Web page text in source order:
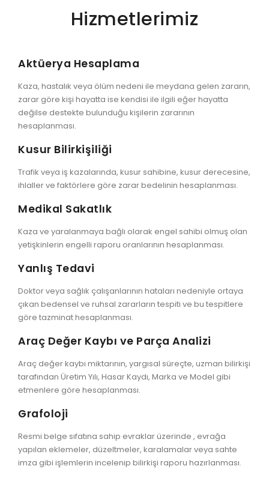
Hizmetlerimiz
Aktüerya Hesaplama
Kaza, hastalık veya ölüm nedeni ile meydana gelen zararın,
zarar göre kişi hayatta ise kendisi ile ilgili eğer hayatta
değilse destekte bulunduğu kişilerin zararının
hesaplanması.
Kusur Bilirkişiliği
Trafik veya iş kazalarında, kusur sahibine, kusur derecesine,
ihlaller ve faktörlere göre zarar bedelinin hesaplanması.
Medikal Sakatlık
Kaza ve yaralanmaya bağlı olarak engel sahibi olmuş olan
yetişkinlerin engelli raporu oranlarının hesaplanması.
Yanlış Tedavi
Doktor veya sağlık çalışanlarının hataları nedeniyle ortaya
çıkan bedensel ve ruhsal zararların tespiti ve bu tespitlere
göre tazminat hesaplanması.
Araç Değer Kaybı ve Parça Analizi
Araç değer kaybı miktarının, yargısal süreçte, uzman bilirkişi
tarafından Üretim Yılı, Hasar Kaydı, Marka ve Model gibi
etmenlere göre hesaplanması.
Grafoloji
Resmi belge sıfatına sahip evraklar üzerinde , evrağa
yapılan eklemeler, düzeltmeler, karalamalar veya sahte
imza gibi işlemlerin incelenip bilirkişi raporu hazırlanması.